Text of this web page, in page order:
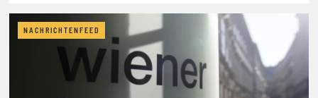
NACHRICHTENFEED